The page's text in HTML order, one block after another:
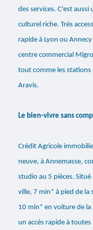
des services. C'est
culturel riche. Très
rapide à Lyon ou
centre commercial
tout comme les
Aravis.
Le bien-vivre sans
Crédit Agricole
neuve, à Annemasse,
studio au 5 pièces.
ville, 7 min* à pied de la
10 min* en voiture de la
un accès rapide à